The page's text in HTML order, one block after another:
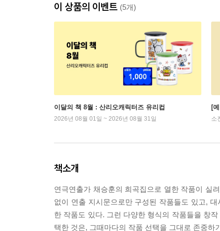
이 상품의 이벤트 (5개)
이달의 책 8월 : 산리오캐릭터즈 유리컵
2026년 08월 01일 ~ 2026년 08월 31일
[
소
책소개
연극연출가 채승훈의 희곡집으로 열한 작품이 실
없이 연출 지시문으로만 구성된 작품들도 있고,
한 작품도 있다. 그런 다양한 형식의 작품들을 창
택한 것은, 그때마다의 작품 선택을 그대로 존중하